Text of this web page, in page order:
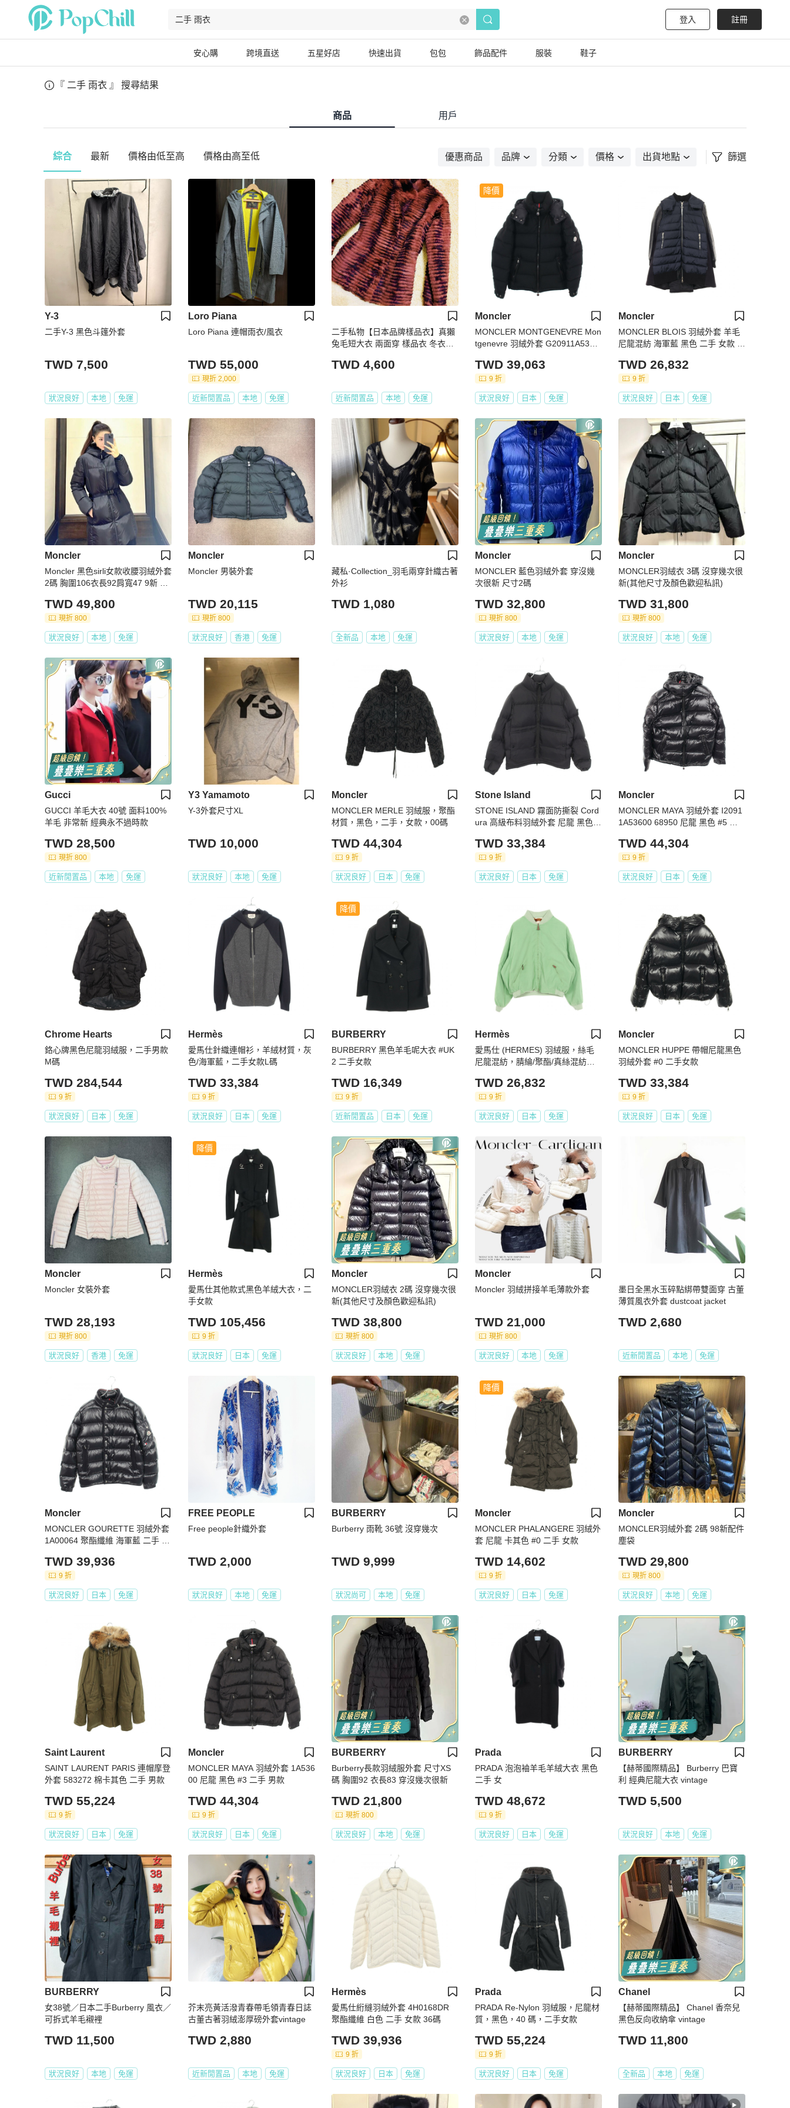
登入 註冊
安心購 跨境直送 五星好店 快速出貨 包包 飾品配件 服裝 鞋子
『 二手 雨衣 』 搜尋結果
商品 用戶
綜合 最新 價格由低至高 價格由高至低 優惠商品 品牌 分類 價格 出貨地點 篩選
Y-3
二手Y-3 黑色斗篷外套
TWD 7,500
狀況良好 本地 免運
Loro Piana
Loro Piana 連帽雨衣/風衣
TWD 55,000
現折 2,000
近新閒置品 本地 免運
二手私物【日本品牌樣品衣】真獺
兔毛短大衣 兩面穿 樣品衣 冬衣夏
TWD 4,600
近新閒置品 本地 免運
降價
Moncler
MONCLER MONTGENEVRE Mon
tgenevre 羽絨外套 G20911A5370
TWD 39,063
9 折
狀況良好 日本 免運
Moncler
MONCLER BLOIS 羽絨外套 羊毛
尼龍混紡 海軍藍 黑色 二手 女款 0
TWD 26,832
9 折
狀況良好 日本 免運
Moncler
Moncler 黑色sirli女款收腰羽絨外套
2碼 胸圍106衣長92肩寬47 9新 配
TWD 49,800
現折 800
狀況良好 本地 免運
Moncler
Moncler 男裝外套
TWD 20,115
現折 800
狀況良好 香港 免運
藏私·Collection_羽毛兩穿針織古著
外衫
TWD 1,080
全新品 本地 免運
Moncler
MONCLER 藍色羽絨外套 穿沒幾
次很新 尺寸2碼
TWD 32,800
現折 800
狀況良好 本地 免運
Moncler
MONCLER羽絨衣 3碼 沒穿幾次很
新(其他尺寸及顏色歡迎私訊)
TWD 31,800
現折 800
狀況良好 本地 免運
Gucci
GUCCI 羊毛大衣 40號 面料100%
羊毛 非常新 經典永不過時款
TWD 28,500
現折 800
近新閒置品 本地 免運
Y3 Yamamoto
Y-3外套尺寸XL
TWD 10,000
狀況良好 本地 免運
Moncler
MONCLER MERLE 羽絨服，聚酯
材質，黑色，二手，女款，00碼
TWD 44,304
9 折
狀況良好 日本 免運
Stone Island
STONE ISLAND 霧面防撕裂 Cord
ura 高級布料羽絨外套 尼龍 黑色 #
TWD 33,384
9 折
狀況良好 日本 免運
Moncler
MONCLER MAYA 羽絨外套 I2091
1A53600 68950 尼龍 黑色 #5 二
TWD 44,304
9 折
狀況良好 日本 免運
Chrome Hearts
鉻心牌黑色尼龍羽絨服，二手男款
M碼
TWD 284,544
9 折
狀況良好 日本 免運
Hermès
愛馬仕針織連帽衫，羊絨材質，灰
色/海軍藍，二手女款L碼
TWD 33,384
9 折
狀況良好 日本 免運
降價
BURBERRY
BURBERRY 黑色羊毛呢大衣 #UK
2 二手女款
TWD 16,349
9 折
近新閒置品 日本 免運
Hermès
愛馬仕 (HERMES) 羽絨服，絲毛
尼龍混紡，腈綸/聚酯/真絲混紡，
TWD 26,832
9 折
狀況良好 日本 免運
Moncler
MONCLER HUPPE 帶帽尼龍黑色
羽絨外套 #0 二手女款
TWD 33,384
9 折
狀況良好 日本 免運
Moncler
Moncler 女裝外套
TWD 28,193
現折 800
狀況良好 香港 免運
降價
Hermès
愛馬仕其他款式黑色羊絨大衣，二
手女款
TWD 105,456
9 折
狀況良好 日本 免運
Moncler
MONCLER羽絨衣 2碼 沒穿幾次很
新(其他尺寸及顏色歡迎私訊)
TWD 38,800
現折 800
狀況良好 本地 免運
Moncler
Moncler 羽絨拼接羊毛薄款外套
TWD 21,000
現折 800
狀況良好 本地 免運
墨日全黑水玉碎點綁帶雙面穿 古董
薄質風衣外套 dustcoat jacket
TWD 2,680
近新閒置品 本地 免運
Moncler
MONCLER GOURETTE 羽絨外套
1A00064 聚酯纖維 海軍藍 二手 男
TWD 39,936
9 折
狀況良好 日本 免運
FREE PEOPLE
Free people針織外套
TWD 2,000
狀況良好 本地 免運
BURBERRY
Burberry 雨靴 36號 沒穿幾次
TWD 9,999
狀況尚可 本地 免運
降價
Moncler
MONCLER PHALANGERE 羽絨外
套 尼龍 卡其色 #0 二手 女款
TWD 14,602
9 折
狀況良好 日本 免運
Moncler
MONCLER羽絨外套 2碼 98新配件
塵袋
TWD 29,800
現折 800
狀況良好 本地 免運
Saint Laurent
SAINT LAURENT PARIS 連帽摩登
外套 583272 棉卡其色 二手 男款
TWD 55,224
9 折
狀況良好 日本 免運
Moncler
MONCLER MAYA 羽絨外套 1A536
00 尼龍 黑色 #3 二手 男款
TWD 44,304
9 折
狀況良好 日本 免運
BURBERRY
Burberry長款羽絨服外套 尺寸XS
碼 胸圍92 衣長83 穿沒幾次很新
TWD 21,800
現折 800
狀況良好 本地 免運
Prada
PRADA 泡泡袖羊毛羊絨大衣 黑色
二手 女
TWD 48,672
9 折
狀況良好 日本 免運
BURBERRY
【赫蒂國際精品】 Burberry 巴寶
利 經典尼龍大衣 vintage
TWD 5,500
狀況良好 本地 免運
BURBERRY
女38號／日本二手Burberry 風衣／
可拆式羊毛襯裡
TWD 11,500
狀況良好 本地 免運
芥末亮黃活潑青春帶毛領青春日誌
古董古著羽絨澎厚磅外套vintage
TWD 2,880
近新閒置品 本地 免運
Hermès
愛馬仕絎縫羽絨外套 4H0168DR
聚酯纖維 白色 二手 女款 36碼
TWD 39,936
9 折
狀況良好 日本 免運
Prada
PRADA Re-Nylon 羽絨服，尼龍材
質，黑色，40 碼，二手女款
TWD 55,224
9 折
狀況良好 日本 免運
Chanel
【赫蒂國際精品】 Chanel 香奈兒
黑色反向收納傘 vintage
TWD 11,800
全新品 本地 免運